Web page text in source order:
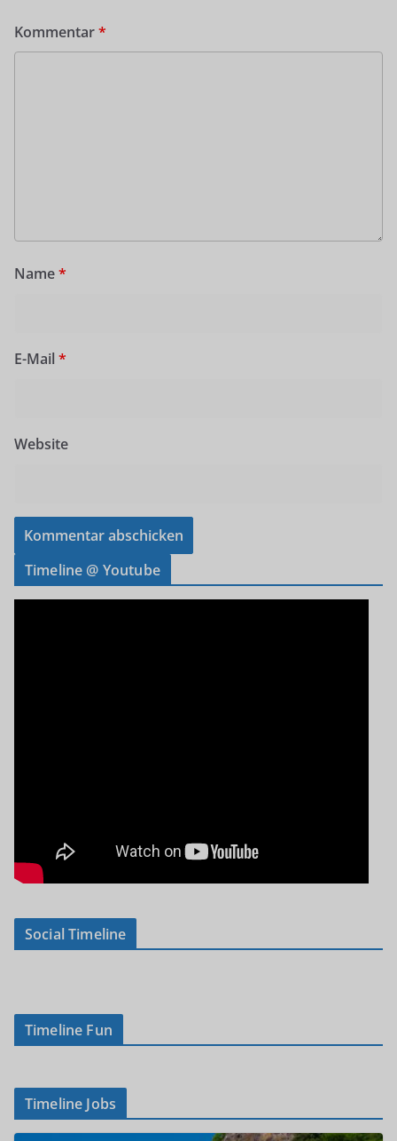
Kommentar*
Name*
E-Mail *
Website
Timeline @ Youtube
Social Timeline
Timeline Fun
Timeline Jobs